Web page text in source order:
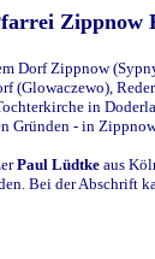
Zippnow
Dorf Zippnow
(Glowaczewo),
in
Gründen - in
Paul Lüdtke aus
Bei der Abschrift